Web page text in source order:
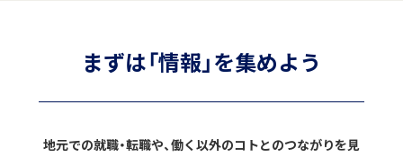
まずは「情報」を集めよう
地元での就職・転職や、働く以外のコトとのつながりを見